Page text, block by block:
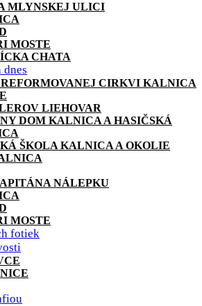
MLYNSKEJ ULICI
MOSTE
CHATA
CIRKVI KALNICA
LIEHOVAR
DOM KALNICA A HASIČSKÁ
ŠKOLA KALNICA A OKOLIE
NÁLEPKU
MOSTE
fotiek